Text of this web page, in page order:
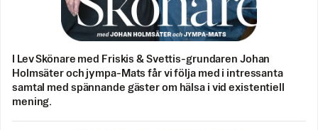
I Lev Skönare med Friskis & Svettis-grundaren Johan
Holmsäter och jympa-Mats får vi följa med i intressanta
samtal med spännande gäster om hälsa i vid existentiell
mening.